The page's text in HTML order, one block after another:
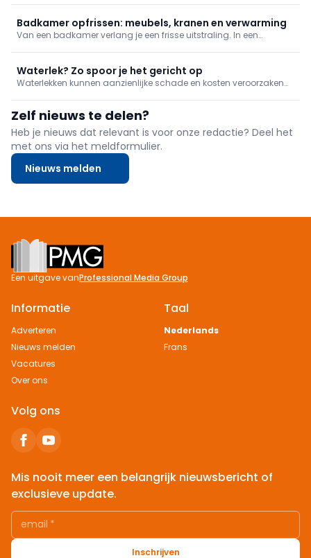
douchewanden, het asbestattest, buitengevelisolatie en
Badkamer opfrissen: meubels, kranen en verwarming
Van een badkamer verlang je een frisse uitstraling. In een
zuinige kranen en goede verwarming.
Waterlek? Zo spoor je het gericht op
Waterlekken kunnen aanzienlijke schade en kosten veroorzaken
toepassingen.
Zelf nieuws te delen?
Heb je nieuws dat relevant is voor onze redactie? Deel het
met ons via het meldformulier.
Nieuws melden
Footer
Een uitgave vanProfessional Media Group
Informatie
Adverteren
Nieuws melden
Vacatures
Over ons
Taal
Nederlands
Frans
Volg ons
Mis nooit meer een belangrijk nieuwsbericht of
exclusieve update.
email *
Inschrijven